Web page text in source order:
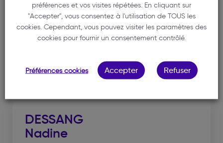
NOS MEMBRES
DESSANG
Nadine
préférences et vos visites répétées. En cliquant sur
"Accepter", vous consentez à l'utilisation de TOUS les
cookies. Cependant, vous pouvez visiter les paramètres des
cookies pour fournir un consentement contrôlé.
Préférences cookies Accepter Refuser